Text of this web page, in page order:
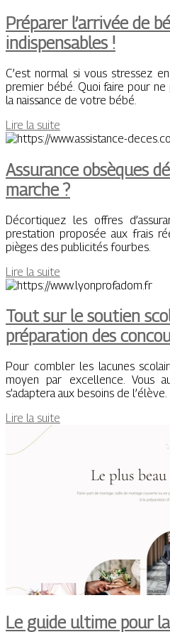
Préparer l’arrivée de
indispensables !
C’est normal si vous stressez
premier bébé. Quoi faire pour
la naissance de votre bébé.
Lire la suite
Assurance obsèques
marche ?
Décortiquez les offres
prestation proposée aux frais
pièges des publicités fourbes.
Lire la suite
Tout sur le soutien
préparation des
Pour combler les lacunes
moyen par excellence. Vous
s’adaptera aux besoins de l’élève.
Lire la suite
Le guide ultime pour